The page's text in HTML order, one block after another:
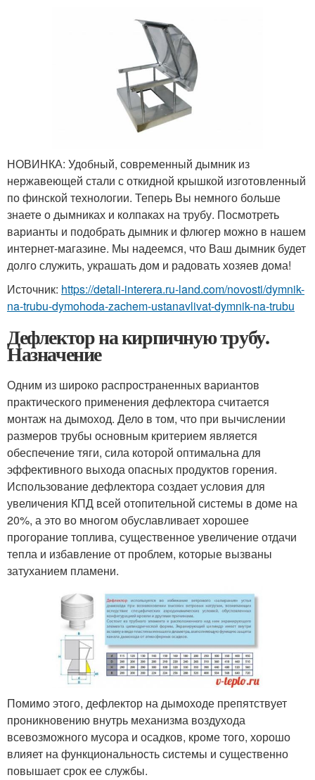
НОВИНКА: Удобный, современный дымник из
нержавеющей стали с откидной крышкой изготовленный
по финской технологии. Теперь Вы немного больше
знаете о дымниках и колпаках на трубу. Посмотреть
варианты и подобрать дымник и флюгер можно в нашем
интернет-магазине. Мы надеемся, что Ваш дымник будет
долго служить, украшать дом и радовать хозяев дома!
Источник: https://detali-interera.ru-land.com/novosti/dymnik-
na-trubu-dymohoda-zachem-ustanavlivat-dymnik-na-trubu
Дефлектор на кирпичную трубу.
Назначение
Одним из широко распространенных вариантов
практического применения дефлектора считается
монтаж на дымоход. Дело в том, что при вычислении
размеров трубы основным критерием является
обеспечение тяги, сила которой оптимальна для
эффективного выхода опасных продуктов горения.
Использование дефлектора создает условия для
увеличения КПД всей отопительной системы в доме на
20%, а это во многом обуславливает хорошее
прогорание топлива, существенное увеличение отдачи
тепла и избавление от проблем, которые вызваны
затуханием пламени.
Помимо этого, дефлектор на дымоходе препятствует
проникновению внутрь механизма воздухода
всевозможного мусора и осадков, кроме того, хорошо
влияет на функциональность системы и существенно
повышает срок ее службы.